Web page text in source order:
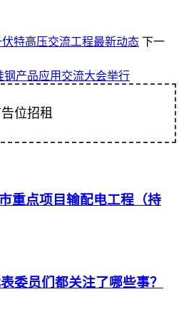
特高压交流工程最新动态 下一
产品应用交流大会举行
位招租
重点项目输配电工程（持
委员们都关注了哪些事？